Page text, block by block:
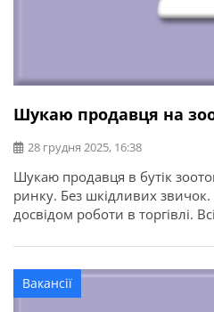
Шукаю продавця на
28 грудня 2025, 16:38
Шукаю продавця в бутік
ринку. Без шкідливих звичок.
досвідом роботи в торгівлі.
Вакансії